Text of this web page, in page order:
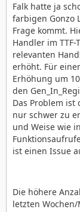
Falk hatte ja
farbigen Gonzo
Frage kommt.
Handler im
relevanten
erhöht. Für
Erhöhung um
den
Das Problem ist
nur schwer zu
und Weise wie
ist einen Issue
Die höhere
letzten